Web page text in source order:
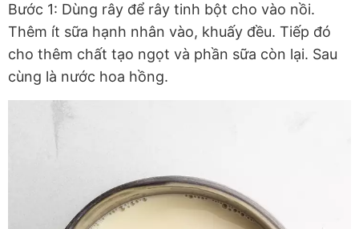
Bước 1: Dùng rây để rây tinh bột cho vào nồi.
Thêm ít sữa hạnh nhân vào, khuấy đều. Tiếp đó
cho thêm chất tạo ngọt và phần sữa còn lại. Sau
cùng là nước hoa hồng.